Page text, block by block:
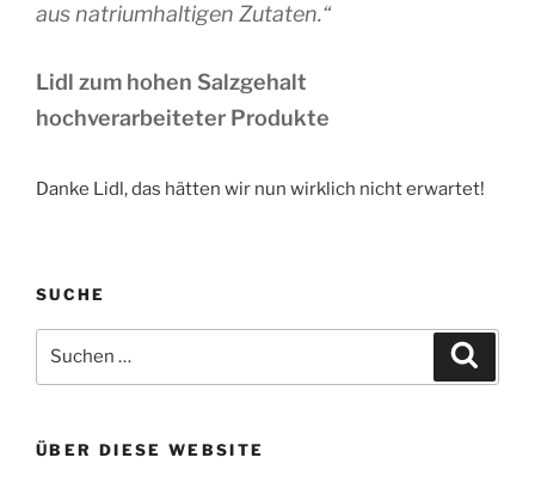
aus natriumhaltigen Zutaten.“
Lidl zum hohen Salzgehalt
hochverarbeiteter Produkte
Danke Lidl, das hätten wir nun wirklich nicht erwartet!
SUCHE
nach:
ÜBER DIESE WEBSITE